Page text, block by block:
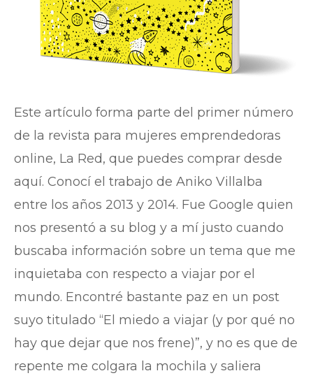
Este artículo forma parte del primer número
de la revista para mujeres emprendedoras
online, La Red, que puedes comprar desde
aquí. Conocí el trabajo de Aniko Villalba
entre los años 2013 y 2014. Fue Google quien
nos presentó a su blog y a mí justo cuando
buscaba información sobre un tema que me
inquietaba con respecto a viajar por el
mundo. Encontré bastante paz en un post
suyo titulado “El miedo a viajar (y por qué no
hay que dejar que nos frene)”, y no es que de
repente me colgara la mochila y saliera